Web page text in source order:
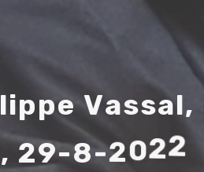
lippe Vassal,
, 29-8-2022